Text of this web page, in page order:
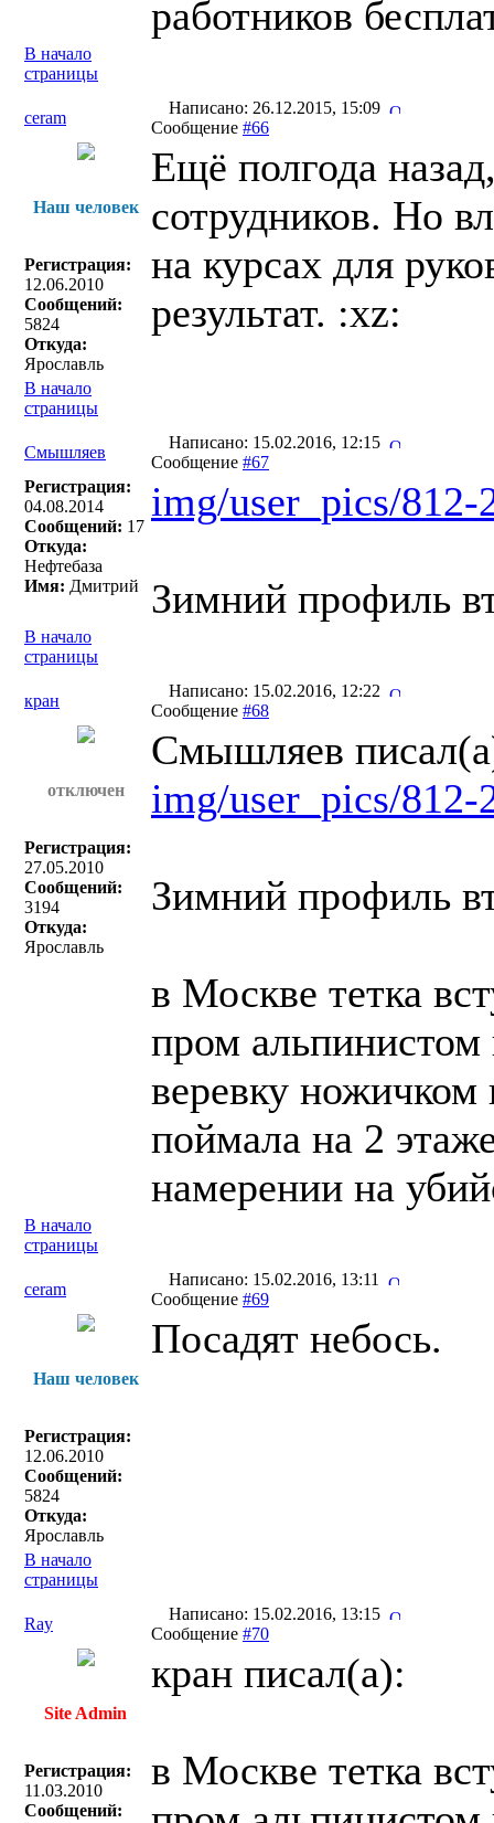
работников
В начало
страницы
ceram
Написано: 26.12.2015, 15:09
Сообщение #66
Наш человек
Регистрация:
12.06.2010
Сообщений:
5824
Откуда:
Ярославль
Ещё полгода
сотрудников. Но
на курсах для
результат. :xz:
В начало
страницы
Смышляев
Написано: 15.02.2016, 12:15
Сообщение #67
Регистрация:
04.08.2014
Сообщений: 17
Откуда:
Нефтебаза
Имя: Дмитрий
img/user_pics/812-
Зимний профиль
В начало
страницы
кран
Написано: 15.02.2016, 12:22
Сообщение #68
отключен
Регистрация:
27.05.2010
Сообщений:
3194
Откуда:
Ярославль
Смышляев
img/user_pics/812-
Зимний профиль
в Москве тетка
пром альпинистом
веревку ножичком
поймала на 2
намерении на
В начало
страницы
ceram
Написано: 15.02.2016, 13:11
Сообщение #69
Наш человек
Регистрация:
12.06.2010
Сообщений:
5824
Откуда:
Ярославль
Посадят небось.
В начало
страницы
Ray
Написано: 15.02.2016, 13:15
Сообщение #70
Site Admin
Регистрация:
11.03.2010
Сообщений:
кран писал(a):
в Москве тетка